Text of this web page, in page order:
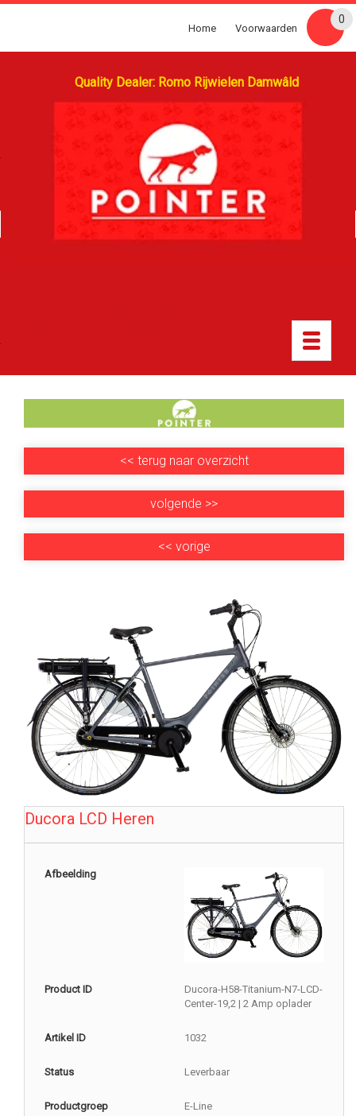
Quality Dealer: Romo Rijwielen Damwâld
Home Voorwaarden
0
Toggle
<< terug naar overzicht
volgende >>
<< vorige
Ducora LCD Heren
Afbeelding
Product ID
Ducora-H58-Titanium-N7-LCD-
Center-19,2 | 2 Amp oplader
Artikel ID 1032
Status Leverbaar
Productgroep E-Line